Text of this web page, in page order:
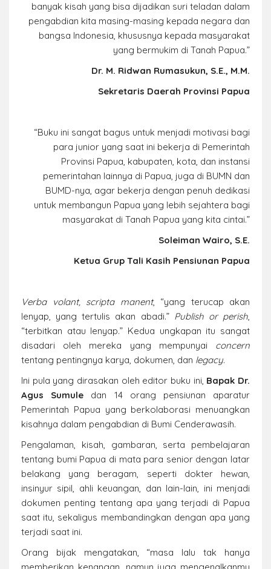
banyak kisah yang bisa dijadikan suri teladan dalam
pengabdian kita masing-masing kepada negara dan
bangsa Indonesia, khususnya kepada masyarakat
yang bermukim di Tanah Papua.”
Dr. M. Ridwan Rumasukun, S.E., M.M.
Sekretaris Daerah Provinsi Papua
“Buku ini sangat bagus untuk menjadi motivasi bagi
para junior yang saat ini bekerja di Pemerintah
Provinsi Papua, kabupaten, kota, dan instansi
pemerintahan lainnya di Papua, juga di BUMN dan
BUMD-nya, agar bekerja dengan penuh dedikasi
untuk membangun Papua yang lebih sejahtera bagi
masyarakat di Tanah Papua yang kita cintai.”
Soleiman Wairo, S.E.
Ketua Grup Tali Kasih Pensiunan Papua
Verba volant, scripta manent, “yang terucap akan
lenyap, yang tertulis akan abadi.” Publish or perish,
“terbitkan atau lenyap.” Kedua ungkapan itu sangat
disadari oleh mereka yang mempunyai concern
tentang pentingnya karya, dokumen, dan legacy.
Ini pula yang dirasakan oleh editor buku ini, Bapak Dr.
Agus Sumule dan 14 orang pensiunan aparatur
Pemerintah Papua yang berkolaborasi menuangkan
kisahnya dalam pengabdian di Bumi Cenderawasih.
Pengalaman, kisah, gambaran, serta pembelajaran
tentang bumi Papua di mata para senior dengan latar
belakang yang beragam, seperti dokter hewan,
insinyur sipil, ahli keuangan, dan lain-lain, ini menjadi
dokumen penting tentang apa yang terjadi di Papua
saat itu, sekaligus membandingkan dengan apa yang
terjadi saat ini.
Orang bijak mengatakan, “masa lalu tak hanya